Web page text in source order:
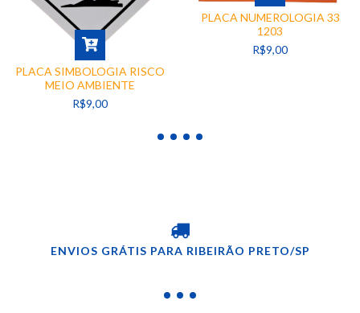
PLACA SIMBOLOGIA RISCO
MEIO AMBIENTE
R$9,00
PLACA NUMEROLOGIA 33
1203
R$9,00
ENVIOS GRÁTIS PARA RIBEIRÃO PRETO/SP